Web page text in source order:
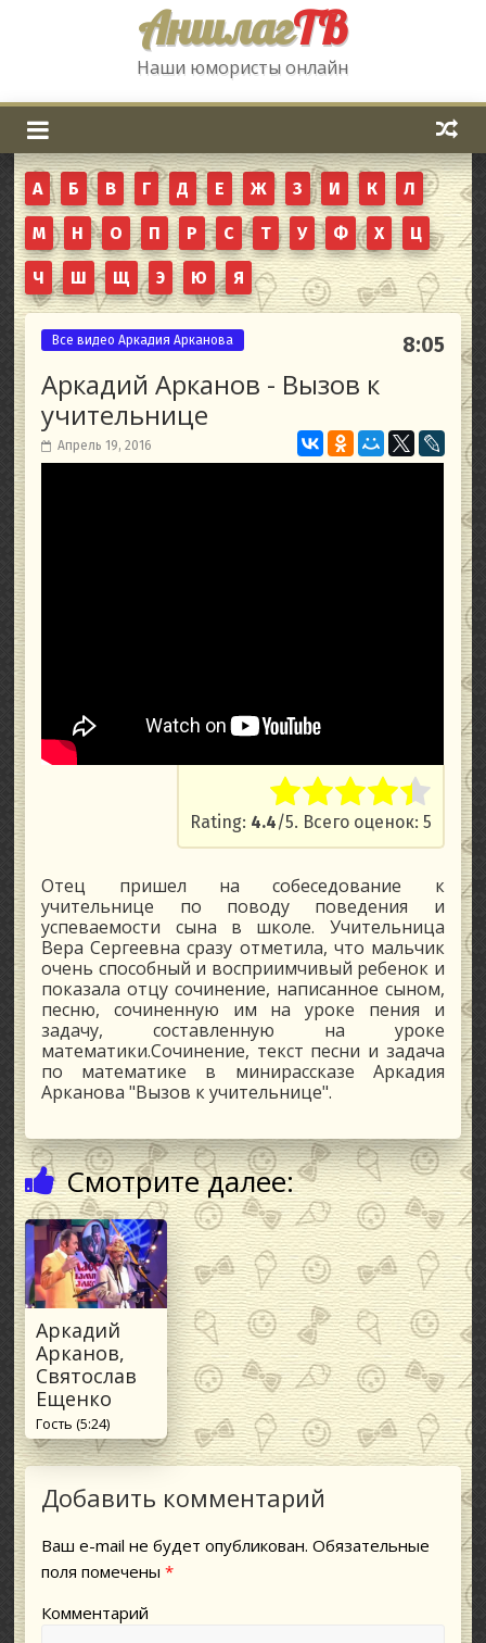
АншлагТВ
Наши юмористы онлайн
А Б В Г Д Е Ж З И К Л
М Н О П Р С Т У Ф Х Ц
Ч Ш Щ Э Ю Я
Все видео Аркадия Арканова 8:05
Аркадий Арканов - Вызов к
учительнице
Апрель 19, 2016
Rate this item:
Submit
Rating: 4.4/5. Всего оценок: 5
Отец пришел на собеседование к
учительнице по поводу поведения и
успеваемости сына в школе. Учительница
Вера Сергеевна сразу отметила, что мальчик
очень способный и восприимчивый ребенок и
показала отцу сочинение, написанное сыном,
песню, сочиненную им на уроке пения и
задачу, составленную на уроке
математики.Сочинение, текст песни и задача
по математике в минирассказе Аркадия
Арканова "Вызов к учительнице".
Смотрите далее:
Аркадий
Арканов,
Святослав
Ещенко
Гость (5:24)
Добавить комментарий
Ваш e-mail не будет опубликован. Обязательные
поля помечены*
Комментарий